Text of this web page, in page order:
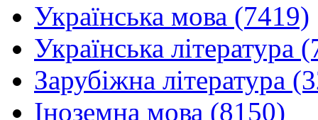
Українська мова (7419)
Українська література
Зарубіжна література
Іноземна мова (8150)